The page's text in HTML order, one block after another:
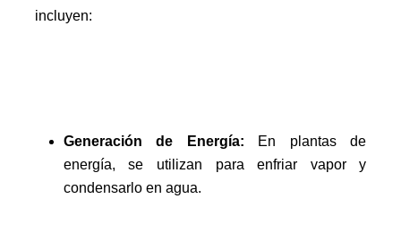
incluyen:
Generación de Energía: En plantas de
energía, se utilizan para enfriar vapor y
condensarlo en agua.